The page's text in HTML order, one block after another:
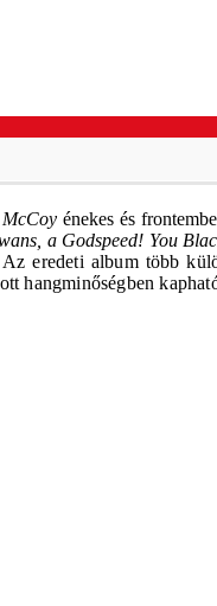
énekes és
a Godspeed! You
eredeti album több
hangminőségben